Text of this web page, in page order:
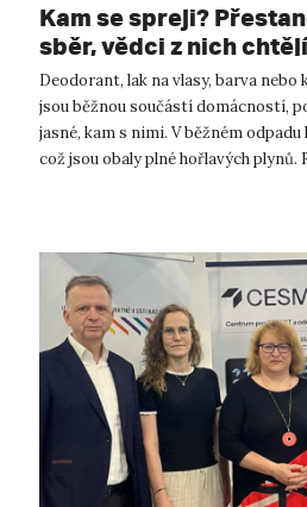
Kam se spreji?
sběr, vědci z nich
kovy
Deodorant, lak na vlasy, barva nebo
jsou běžnou součástí domácností,
jasné, kam s nimi. V běžném
což jsou obaly plné hořlavých plynů.